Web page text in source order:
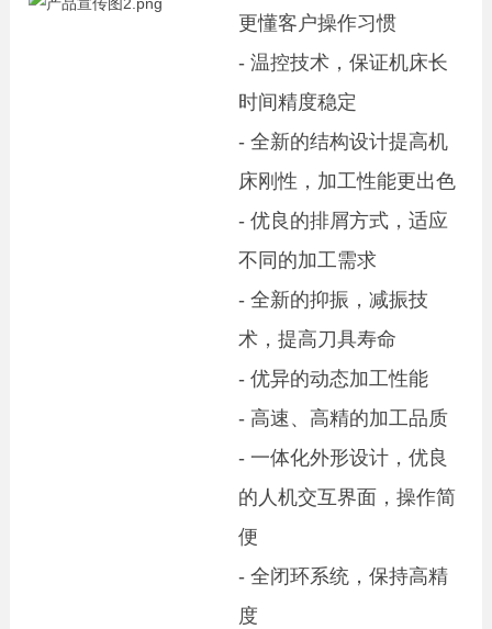
更懂客户操作习惯
- 温控技术，保证机床长
时间精度稳定
- 全新的结构设计提高机
床刚性，加工性能更出色
- 优良的排屑方式，适应
不同的加工需求
- 全新的抑振，减振技
术，提高刀具寿命
- 优异的动态加工性能
- 高速、高精的加工品质
- 一体化外形设计，优良
的人机交互界面，操作简
便
- 全闭环系统，保持高精
度